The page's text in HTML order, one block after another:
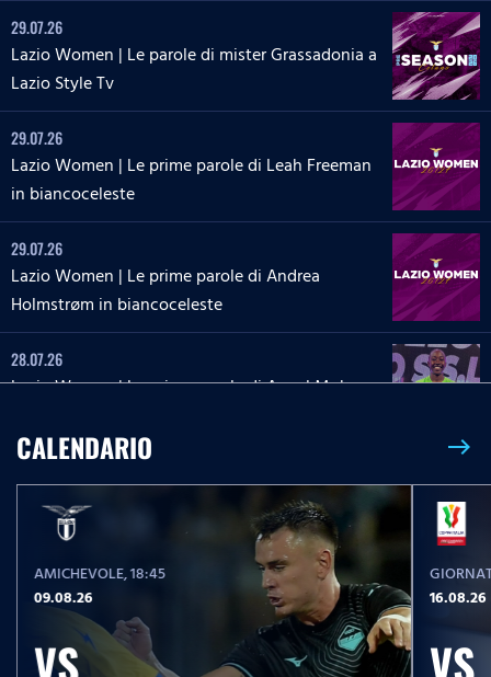
29.07.26
Lazio Women | Le parole di mister Grassadonia a
Lazio Style Tv
29.07.26
Lazio Women | Le prime parole di Leah Freeman
in biancoceleste
29.07.26
Lazio Women | Le prime parole di Andrea
Holmstrøm in biancoceleste
28.07.26
Lazio Women | Le prime parole di Angel Mukasa
Lazio Women | Le parole di Martina Zanoli a
Lazio Style Tv
27.07.26
Lazio Women | Le prime parole di Carlotta Masu
in biancoceleste
CALENDARIO east
AMICHEVOLE, 18:45
09.08.26
VS
16.08.26
VS